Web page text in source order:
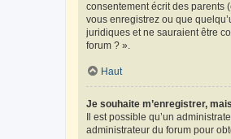
consentement écrit des parents
vous enregistrez ou que
juridiques et ne sauraient être
forum ? ».
Haut
Je souhaite m’enregistrer,
Il est possible qu’un
administrateur du forum pour